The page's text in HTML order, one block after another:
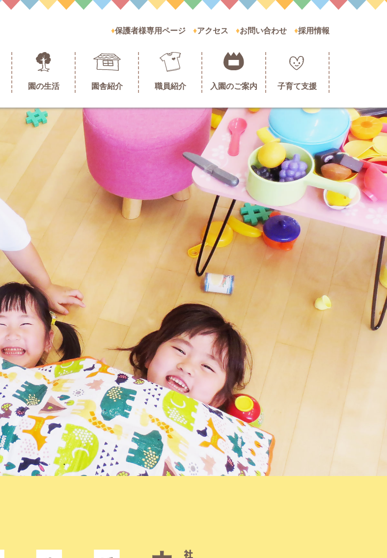
保護者様専用ページ アクセス お問い合わせ 採用情報
園の生活 園舎紹介 職員紹介 入園のご案内 子育て支援